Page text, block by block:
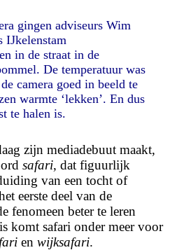
gingen adviseurs Wim
IJkelenstam
in de straat in de
De temperatuur was
camera goed in beeld te
warmte ‘lekken’. En dus
te halen is.
zijn mediadebuut maakt,
safari, dat figuurlijk
van een tocht of
eerste deel van de
fenomeen beter te leren
komt safari onder meer voor
en wijksafari.